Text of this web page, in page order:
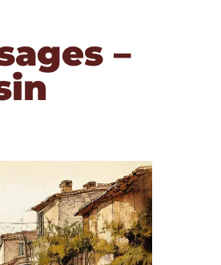
–